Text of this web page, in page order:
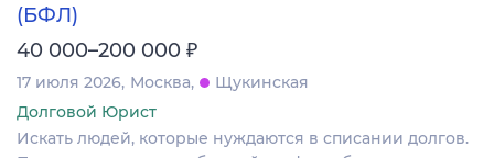
(БФЛ)
40 000–200 000 ₽
17 июля 2026 Москва
Щукинская
Долговой Юрист
Искать людей, которые нуждаются в списании долгов.